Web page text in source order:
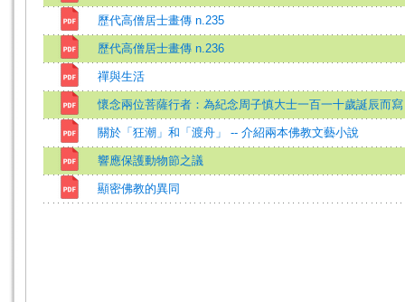
歷代高僧居士畫傳 n.235
歷代高僧居士畫傳 n.236
禪與生活
懷念兩位菩薩行者：為紀念周子慎大士一百一十歲誕辰而寫
關於「狂潮」和「渡舟」 -- 介紹兩本佛教文藝小說
響應保護動物節之議
顯密佛教的異同